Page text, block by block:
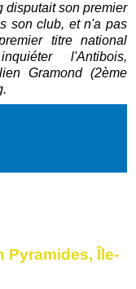
disputait son premier
son club, et n'a pas
titre national
l'Antibois,
Gramond (2ème
Pyramides, Île-